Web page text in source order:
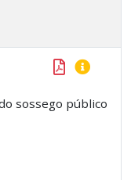
sossego público